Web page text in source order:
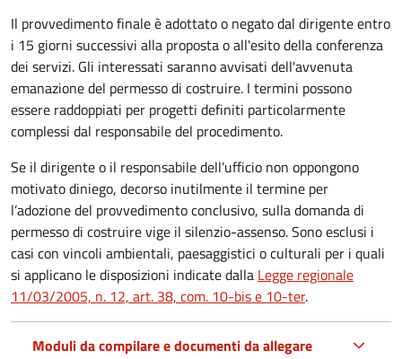
Il provvedimento finale è adottato o negato dal dirigente entro
i 15 giorni successivi alla proposta o all'esito della conferenza
dei servizi. Gli interessati saranno avvisati dell'avvenuta
emanazione del permesso di costruire. I termini possono
essere raddoppiati per progetti definiti particolarmente
complessi dal responsabile del procedimento.
Se il dirigente o il responsabile dell’ufficio non oppongono
motivato diniego, decorso inutilmente il termine per
l’adozione del provvedimento conclusivo, sulla domanda di
permesso di costruire vige il silenzio-assenso. Sono esclusi i
casi con vincoli ambientali, paesaggistici o culturali per i quali
si applicano le disposizioni indicate dalla Legge regionale
11/03/2005, n. 12, art. 38, com. 10-bis e 10-ter.
Moduli da compilare e documenti da allegare